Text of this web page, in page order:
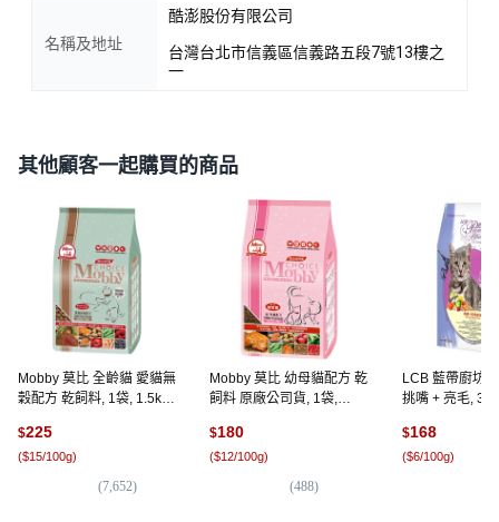
名稱及地址
酷澎股份有限公司
台灣台北市信義區信義路五段7號13樓之
一
其他顧客一起購買的商品
Mobby 莫比 全齡貓 愛貓無
穀配方 乾飼料, 1袋, 1.5kg,
$225
($15/100g)
(7,652)
Mobby 莫比 幼母貓配方 乾
飼料 原廠公司貨, 1袋,
$180
($12/100g)
(488)
LCB 藍帶廚坊
挑嘴 + 亮毛,
$168
($6/100g)